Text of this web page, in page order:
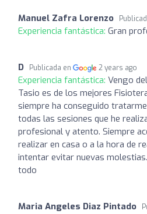
Manuel Zafra Lorenzo
Experiencia fantástica: Gran
D Publicada en 2 years ago
Experiencia fantástica: Vengo
Tasio es de los mejores
siempre ha conseguido
todas las sesiones que he
profesional y atento. Siempre
realizar en casa o a la hora de
intentar evitar nuevas
todo
Maria Angeles Diaz Pintado